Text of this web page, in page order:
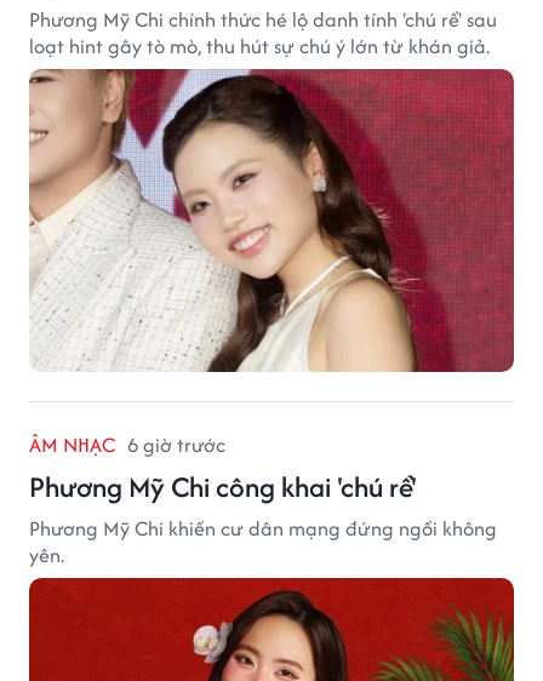
Phương Mỹ Chi chính thức hé lộ danh tính 'chú rể' sau
loạt hint gây tò mò, thu hút sự chú ý lớn từ khán giả.
ÂM NHẠC 6 giờ trước
Phương Mỹ Chi công khai 'chú rể'
Phương Mỹ Chi khiến cư dân mạng đứng ngồi không
yên.